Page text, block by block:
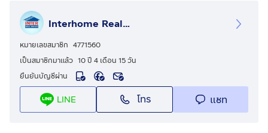
รายละเอียด
ใกล้แม็คโครนครอินทร์ บิ๊กซีติวานนท์ โลตัส ตลาดสด
พระราม5 เซ็นทรัลเวสต์วิลล์
หมู่บ้านพฤกษาวิลล์63/1 พระราม5-วงศ์สว่าง ขายทาวน์เฮ้าส์
Interhome Realty Estate
หมายเลขสมาชิก 4771560
เป็นสมาชิกมาแล้ว 10 ปี 4 เดือน 15 วัน
ยืนยันบัญชีผ่าน
LINE โทร แชท